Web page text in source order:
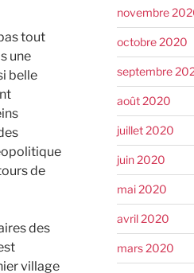
tout
une
belle
de
des
village
novembre
octobre 2020
septembre
août 2020
juillet 2020
juin 2020
mai 2020
avril 2020
mars 2020